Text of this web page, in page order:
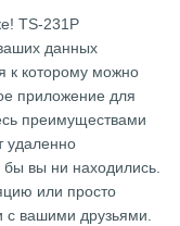
TS-231P
данных
к которому можно
приложение для
преимуществами
удаленно
бы вы ни находились.
или просто
с вашими друзьями.